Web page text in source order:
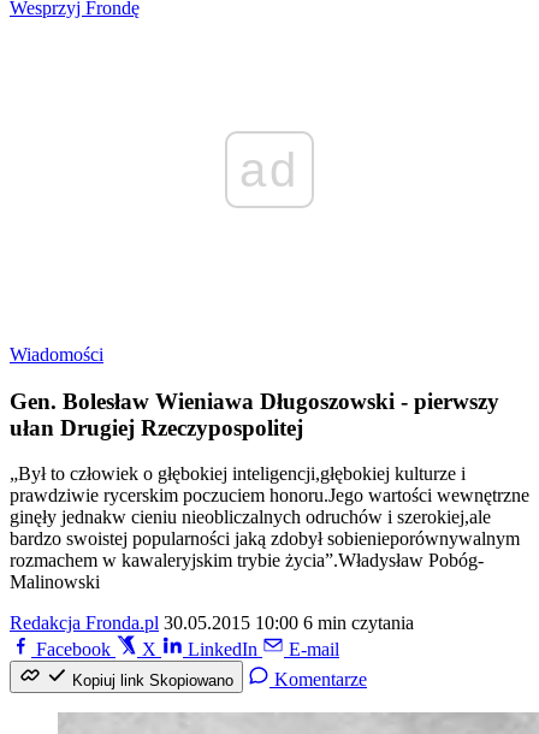
Wesprzyj Frondę
ad
Wiadomości
Gen. Bolesław Wieniawa Długoszowski - pierwszy
ułan Drugiej Rzeczypospolitej
„Był to człowiek o głębokiej inteligencji,głębokiej kulturze i
prawdziwie rycerskim poczuciem honoru.Jego wartości wewnętrzne
ginęły jednakw cieniu nieobliczalnych odruchów i szerokiej,ale
bardzo swoistej popularności jaką zdobył sobienieporównywalnym
rozmachem w kawaleryjskim trybie życia”.Władysław Pobóg-
Malinowski
Redakcja Fronda.pl 30.05.2015 10:00 6 min czytania
Facebook
X LinkedIn E-mail
Kopiuj link Skopiowano Komentarze